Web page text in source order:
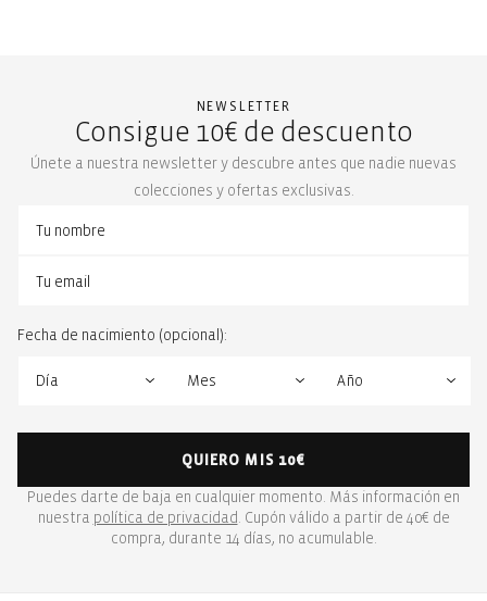
NEWSLETTER
Consigue 10€ de descuento
Únete a nuestra newsletter y descubre antes que nadie nuevas
colecciones y ofertas exclusivas.
Fecha de nacimiento (opcional):
QUIERO MIS 10€
Puedes darte de baja en cualquier momento. Más información en
nuestra política de privacidad . Cupón válido a partir de 40€ de
compra, durante 14 días, no acumulable.